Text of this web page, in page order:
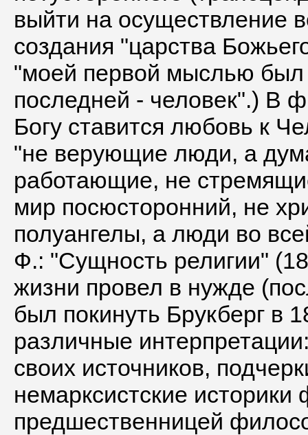
выйти на осуществление
создания "царства
"моей первой мыслью был
последней - человек".) В
Богу ставится любовь к
"не верующие люди, а
работающие, не
мир посюсторонний, не
полуангелы, а люди во
Ф.: "Сущность религии"
жизни провел в нужде
был покинуть Брукберг в
различные
своих источников,
немарксистские
предшественницей